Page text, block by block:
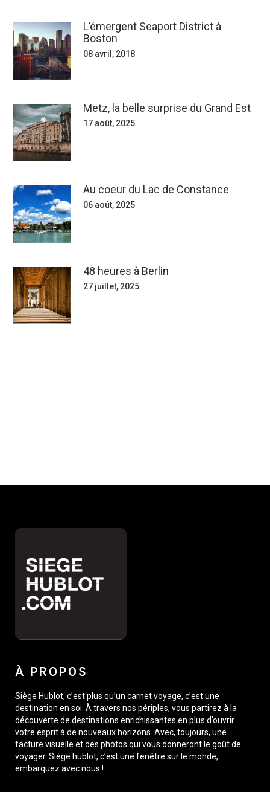
L’émergent Seaport District à
Boston
08 avril, 2018
Metz, la belle surprise du Grand Est
17 août, 2025
Au coeur du Lac de Constance
06 août, 2025
48 heures à Berlin
27 juillet, 2025
À PROPOS
Siège Hublot, c’est plus qu’un carnet voyage, c’est une
destination en soi. À travers nos périples, vous partirez à la
découverte de destinations enrichissantes en plus d’ouvrir
votre esprit à de nouveaux horizons. Avec, toujours, une
facture visuelle et des photos qui vous donneront le goût de
voyager. Siège hublot, c’est une fenêtre sur le monde,
embarquez avec nous !